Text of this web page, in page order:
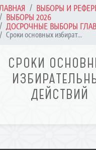
ВЫБОРЫ И
ВЫБОРЫ 2026
ДОСРОЧНЫЕ ВЫБОРЫ
Сроки основных избират...
СРОКИ
ДЕЙСТВИЙ